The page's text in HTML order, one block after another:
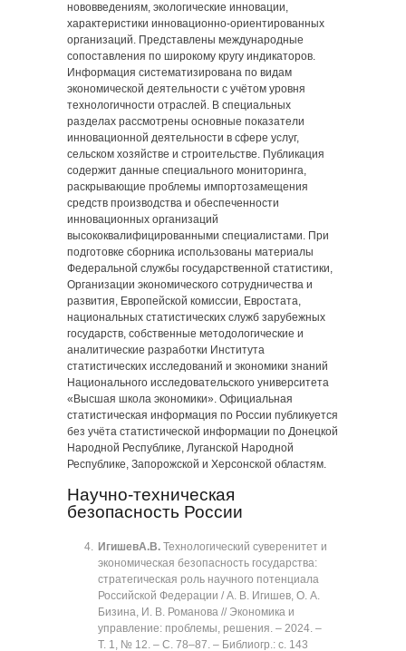
нововведениям, экологические инновации,
характеристики инновационно-ориентированных
организаций. Представлены международные
сопоставления по широкому кругу индикаторов.
Информация систематизирована по видам
экономической деятельности с учётом уровня
технологичности отраслей. В специальных
разделах рассмотрены основные показатели
инновационной деятельности в сфере услуг,
сельском хозяйстве и строительстве. Публикация
содержит данные специального мониторинга,
раскрывающие проблемы импортозамещения
средств производства и обеспеченности
инновационных организаций
высококвалифицированными специалистами. При
подготовке сборника использованы материалы
Федеральной службы государственной статистики,
Организации экономического сотрудничества и
развития, Европейской комиссии, Евростата,
национальных статистических служб зарубежных
государств, собственные методологические и
аналитические разработки Института
статистических исследований и экономики знаний
Национального исследовательского университета
«Высшая школа экономики». Официальная
статистическая информация по России публикуется
без учёта статистической информации по Донецкой
Народной Республике, Луганской Народной
Республике, Запорожской и Херсонской областям.
Научно-техническая
безопасность России
ИгишевА.В. Технологический суверенитет и
экономическая безопасность государства:
стратегическая роль научного потенциала
Российской Федерации / А. В. Игишев, О. А.
Бизина, И. В. Романова // Экономика и
управление: проблемы, решения. ‒ 2024. ‒
Т. 1, № 12. ‒ C. 78‒87. ‒ Библиогр.: с. 143